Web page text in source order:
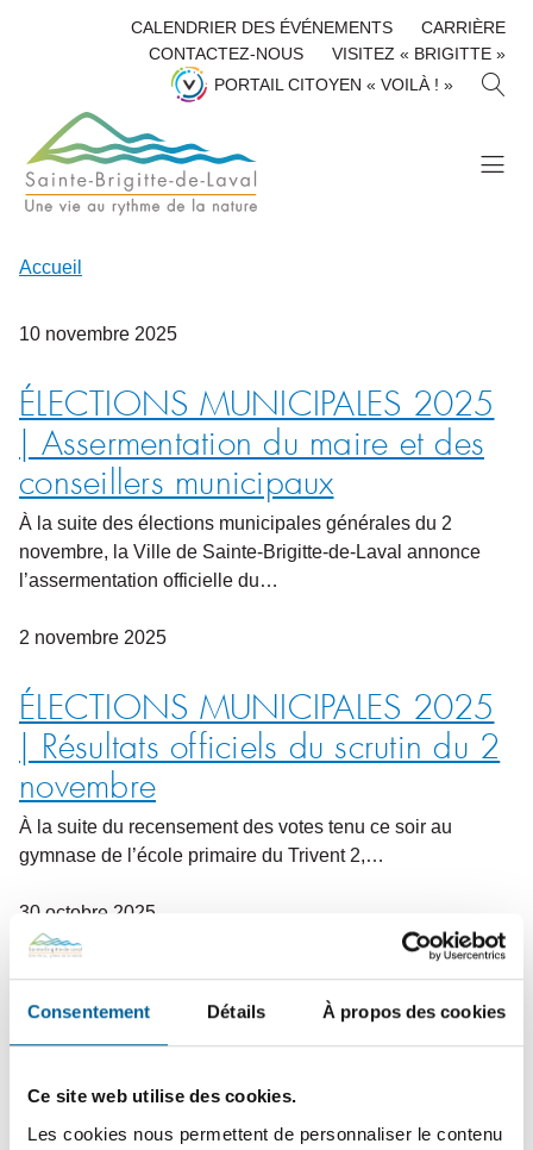
Consentement Détails À propos des cookies
Ce site web utilise des cookies.
Les cookies nous permettent de personnaliser le contenu
CALENDRIER DES ÉVÉNEMENTS
CARRIÈRE
CONTACTEZ-NOUS
VISITEZ « BRIGITTE »
PORTAIL CITOYEN « VOILÀ ! »
H
Accueil
10 novembre 2025
ÉLECTIONS MUNICIPALES 2025
| Assermentation du maire et des
conseillers municipaux
À la suite des élections municipales générales du 2
novembre, la Ville de Sainte-Brigitte-de-Laval annonce
l’assermentation officielle du…
2 novembre 2025
ÉLECTIONS MUNICIPALES 2025
| Résultats officiels du scrutin du 2
novembre
À la suite du recensement des votes tenu ce soir au
gymnase de l’école primaire du Trivent 2,…
30 octobre 2025
INVITATION AUX FAMILLES | Les
enfants et les jeunes invités à vivre
élections municipales du 2
novembre 2025